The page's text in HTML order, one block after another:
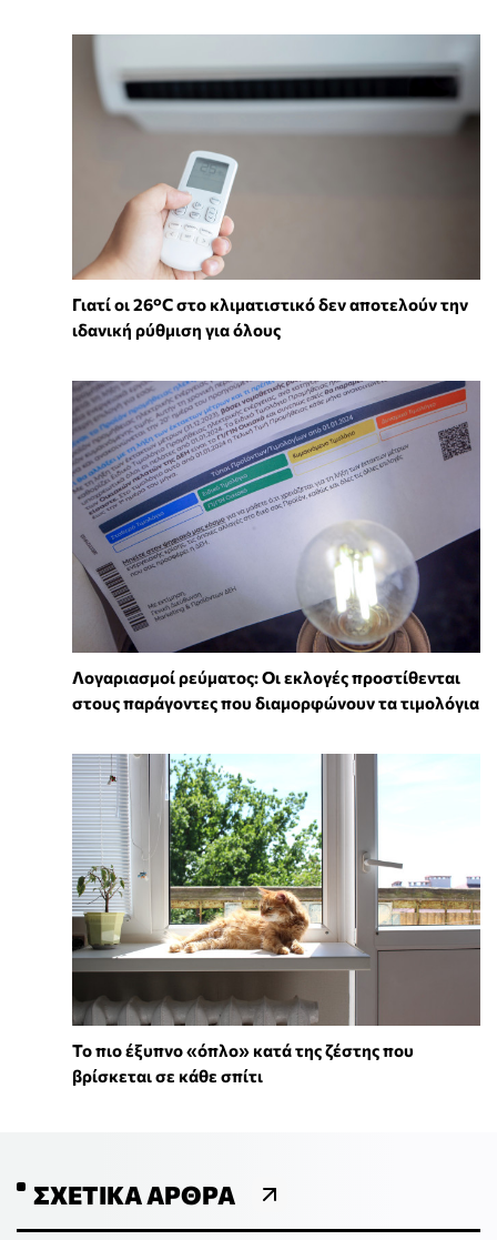
Γιατί οι 26°C στο κλιματιστικό δεν αποτελούν την
ιδανική ρύθμιση για όλους
Λογαριασμοί ρεύματος: Οι εκλογές προστίθενται
στους παράγοντες που διαμορφώνουν τα τιμολόγια
To πιο έξυπνο «όπλο» κατά της ζέστης που
βρίσκεται σε κάθε σπίτι
ΣΧΕΤΙΚΆ ΆΡΘΡΑ